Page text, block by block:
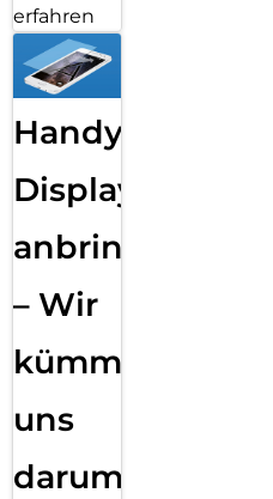
erfahren
Handy
Displayfolie
anbringen
– Wir
kümmern
uns
darum!